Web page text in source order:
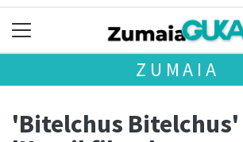
ZUMAIA
'Bitelchus Bitelchus'